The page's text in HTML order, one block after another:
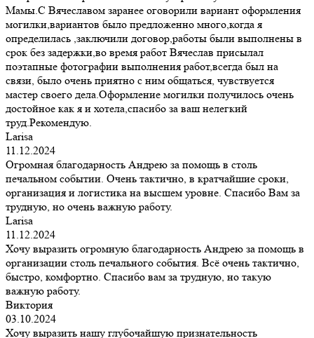
Мамы.С Вячеславом заранее оговорили вариант оформления
могилки,вариантов было предложенно много,когда я
определилась ,заключили договор,работы были выполнены в
срок без задержки,во время работ Вячеслав присылал
поэтапные фотографии выполнения работ,всегда был на
связи, было очень приятно с ним общаться, чувствуется
мастер своего дела.Оформление могилки получилось очень
достойное как я и хотела,спасибо за ваш нелегкий
труд.Рекомендую.
Larisa
11.12.2024
Огромная благодарность Андрею за помощь в столь
печальном событии. Очень тактично, в кратчайшие сроки,
организация и логистика на высшем уровне. Спасибо Вам за
трудную, но очень важную работу.
Larisa
11.12.2024
Хочу выразить огромную благодарность Андрею за помощь в
организации столь печального события. Всё очень тактично,
быстро, комфортно. Спасибо вам за трудную, но такую
важную работу.
Виктория
03.10.2024
Хочу выразить нашу глубочайшую признательность